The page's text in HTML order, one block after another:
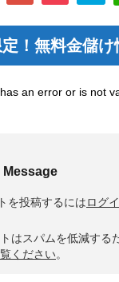
！無料金儲け
an error or is not
Message
を投稿するにはログ
はスパムを低減する
ください。